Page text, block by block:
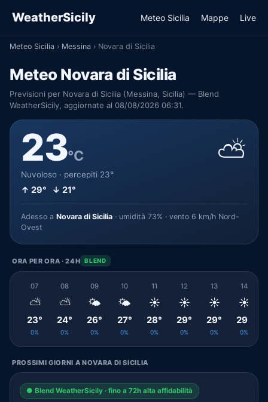
WeatherSicily Meteo Sicilia Mappe Live
Meteo Sicilia › Messina › Novara di Sicilia
Meteo Novara di Sicilia
Previsioni per Novara di Sicilia (Messina, Sicilia) — Blend
WeatherSicily, aggiornate al 08/08/2026 06:31.
23°C
Nuvoloso · percepiti 23°
↑ 29° ↓ 21°
⛅
Adesso a Novara di Sicilia · umidità 73% · vento 6 km/h Nord-
Ovest
ORA PER ORA · 24H BLEND
07
⛅
23°
0%
08
⛅
24°
0%
09
🌤️
26°
0%
10
🌤️
27°
0%
11
☀️
28°
0%
12
☀️
29°
0%
13
☀️
29°
0%
14
☀️
29°
0%
PROSSIMI GIORNI A NOVARA DI SICILIA
● Blend WeatherSicily · fino a 72h alta affidabilità